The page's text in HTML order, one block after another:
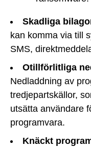
Skadliga
kan komma via till
SMS,
Otillförlitliga
Nedladdning av
tredjepartskällor,
utsätta användare
programvara.
Knäckt